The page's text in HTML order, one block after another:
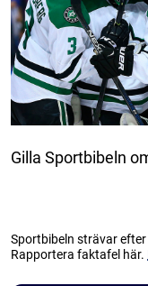
Gilla Sportbibeln
Sportbibeln strävar
Rapportera faktafel här.